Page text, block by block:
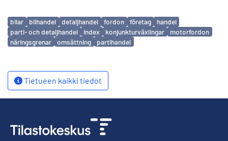
Avainsanat
bilar bilhandel detaljhandel fordon företag
handel
parti- och detaljhandel
index konjunkturväxlingar
motorfordon
näringsgrenar
omsättning partihandel
Tietueen kaikki tiedot